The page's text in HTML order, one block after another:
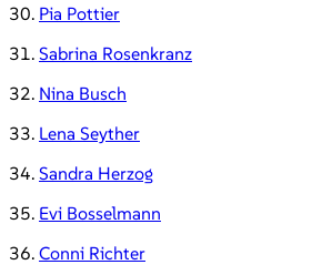
30. Pia Pottier
31. Sabrina Rosenkranz
32. Nina Busch
33. Lena Seyther
34. Sandra Herzog
35. Evi Bosselmann
36. Conni Richter